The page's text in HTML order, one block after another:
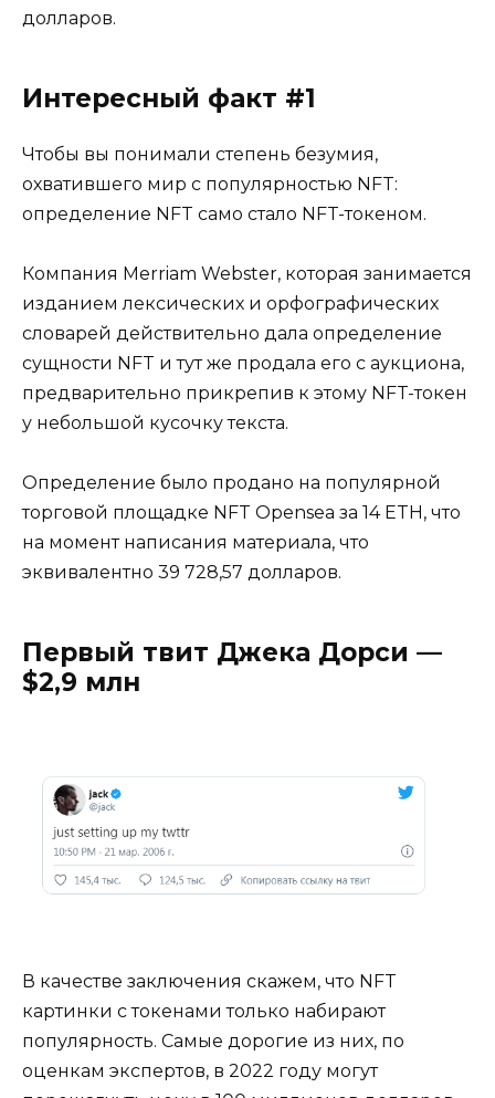
долларов.
Интересный факт #1
Чтобы вы понимали степень безумия,
охватившего мир с популярностью NFT:
определение NFT само стало NFT-токеном.
Компания Merriam Webster, которая занимается
изданием лексических и орфографических
словарей действительно дала определение
сущности NFT и тут же продала его с аукциона,
предварительно прикрепив к этому NFT-токен
у небольшой кусочку текста.
Определение было продано на популярной
торговой площадке NFT Opensea за 14 ETH, что
на момент написания материала, что
эквивалентно 39 728,57 долларов.
Первый твит Джека Дорси —
$2,9 млн
В качестве заключения скажем, что NFT
картинки c токенами только набирают
популярность. Самые дорогие из них, по
оценкам экспертов, в 2022 году могут